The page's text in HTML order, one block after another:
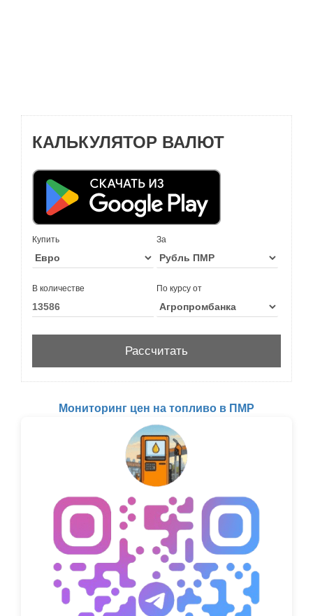
КАЛЬКУЛЯТОР ВАЛЮТ
Купить За
В количестве По курсу от
Мониторинг цен на топливо в ПМР